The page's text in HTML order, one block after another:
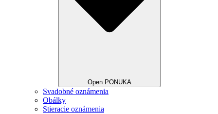
Open PONUKA
Svadobné oznámenia
Obálky
Stieracie oznámenia